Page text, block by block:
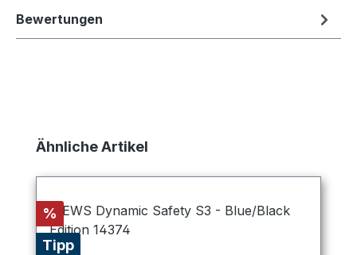
Bewertungen
Produktgalerie überspringen
Ähnliche Artikel
Rabatt
%
Tipp